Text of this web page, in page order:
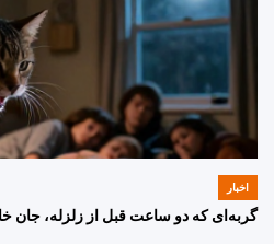
POSTED
IN
اخبار
گربه‌ای که دو ساعت قبل از زلزله، جان